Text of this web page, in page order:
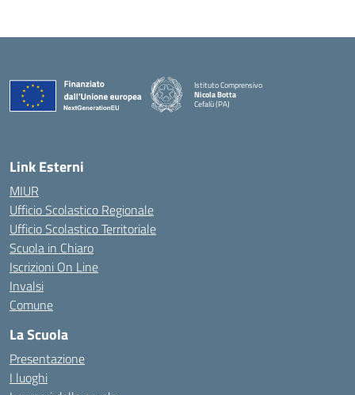
Istituto Comprensivo
Nicola Botta
Cefalù (PA)
Link Esterni
MIUR
Ufficio Scolastico Regionale
Ufficio Scolastico Territoriale
Scuola in Chiaro
Iscrizioni On Line
Invalsi
Comune
La Scuola
Presentazione
I luoghi